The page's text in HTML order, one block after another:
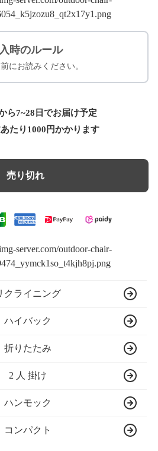
時のルール
にお読みください。
ら7~28日でお届け予定
たり 1000 円かかります
売り切れ
クライニング
ハイバック
折りたたみ
2 人 掛け
ハンモック
コンパクト